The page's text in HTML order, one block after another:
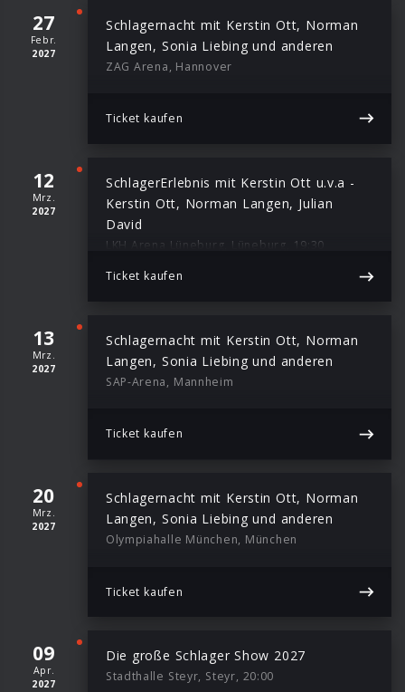
27
Febr.
2027
Schlagernacht mit Kerstin Ott, Norman
Langen, Sonia Liebing und anderen
ZAG Arena, Hannover
Ticket kaufen
12
Mrz.
2027
SchlagerErlebnis mit Kerstin Ott u.v.a -
Kerstin Ott, Norman Langen, Julian
David
LKH Arena Lüneburg, Lüneburg, 19:30
Ticket kaufen
13
Mrz.
2027
Schlagernacht mit Kerstin Ott, Norman
Langen, Sonia Liebing und anderen
SAP-Arena, Mannheim
Ticket kaufen
20
Mrz.
2027
Schlagernacht mit Kerstin Ott, Norman
Langen, Sonia Liebing und anderen
Olympiahalle München, München
Ticket kaufen
09
Apr.
2027
Die große Schlager Show 2027
Stadthalle Steyr, Steyr, 20:00